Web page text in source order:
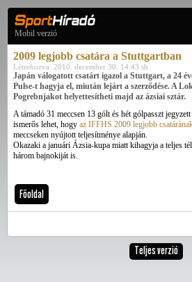
Mobil verzió
2009 legjobb csatára a Stuttgartban
Létrehozva: 2010. december 30. 14:43 sh
Japán válogatott csatárt igazol a Stuttgart, a 24
Pulse-t hagyja el, miután lejárt a szerződése. A
Pogrebnjakot helyettesítheti majd az ázsiai sztár.
A támadó 31 meccsen 13 gólt és hét gólpasszt
ismerős lehet, hogy az IFFHS 2009 legjobb
meccseken nyújtott teljesítménye alapján.
Okazaki a januári Ázsia-kupa miatt kihagyja a teljes
három bajnokiját is.
Főoldal
Teljes verzió